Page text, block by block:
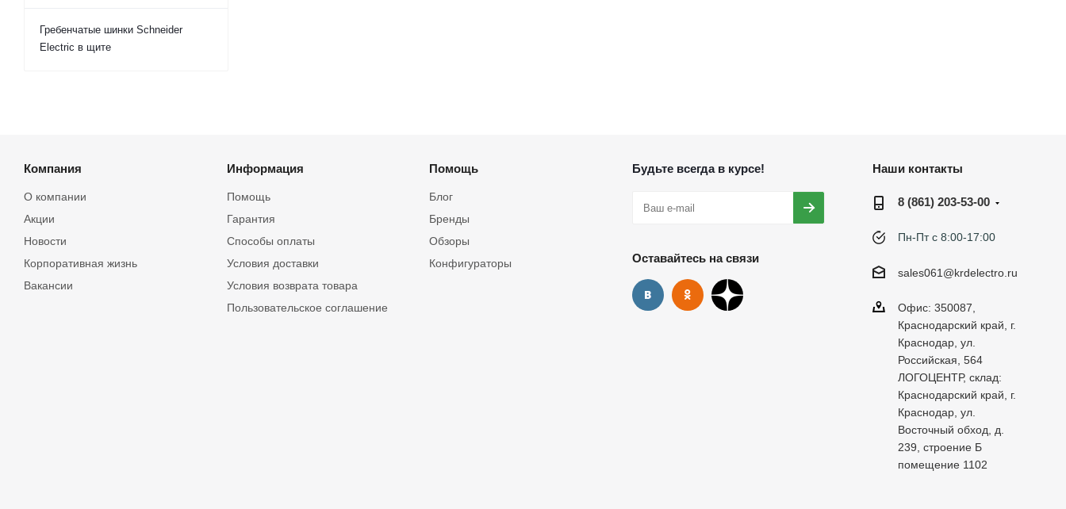
Гребенчатые шинки Schneider
Electric в щите
Компания
О компании
Акции
Новости
Корпоративная жизнь
Вакансии
Информация
Помощь
Гарантия
Способы оплаты
Условия доставки
Условия возврата товара
Пользовательское соглашение
Помощь
Блог
Бренды
Обзоры
Конфигураторы
Будьте всегда в курсе!
Оставайтесь на связи
Наши контакты
8 (861) 203-53-00
Пн-Пт с 8:00-17:00
sales061@krdelectro.ru
Офис: 350087,
Краснодарский край, г.
Краснодар, ул.
Российская, 564
ЛОГОЦЕНТР, склад:
Краснодарский край, г.
Краснодар, ул.
Восточный обход, д.
239, строение Б
помещение 1102